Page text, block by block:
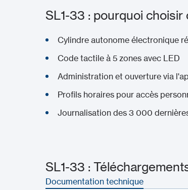
SL1-33 : pourquoi choisir
Cylindre autonome électronique
Code tactile à 5 zones avec LED
Administration et ouverture via
Profils horaires pour accès
Journalisation des 3 000
SL1-33 :
Documentation technique